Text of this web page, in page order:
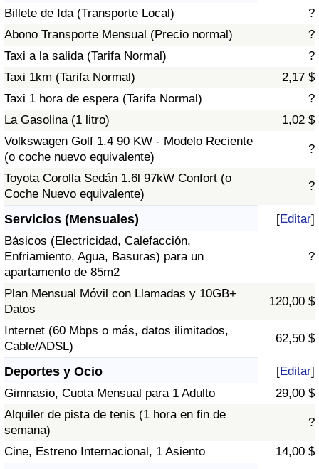
Billete de Ida (Transporte Local)
?
Abono Transporte Mensual (Precio normal)
?
Taxi a la salida (Tarifa Normal)
?
Taxi 1km (Tarifa Normal)
2,17 $
Taxi 1 hora de espera (Tarifa Normal)
?
La Gasolina (1 litro)
1,02 $
Volkswagen Golf 1.4 90 KW - Modelo Reciente
(o coche nuevo equivalente)
?
Toyota Corolla Sedán 1.6l 97kW Confort (o
Coche Nuevo equivalente)
?
Servicios (Mensuales) [Editar]
Básicos (Electricidad, Calefacción,
Enfriamiento, Agua, Basuras) para un
apartamento de 85m2
?
Plan Mensual Móvil con Llamadas y 10GB+
Datos
120,00 $
Internet (60 Mbps o más, datos ilimitados,
Cable/ADSL)
62,50 $
Deportes y Ocio [Editar]
Gimnasio, Cuota Mensual para 1 Adulto
29,00 $
Alquiler de pista de tenis (1 hora en fin de
semana)
?
Cine, Estreno Internacional, 1 Asiento 14,00 $